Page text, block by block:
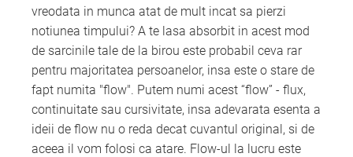
vreodata in munca atat de mult incat sa pierzi
notiunea timpului? A te lasa absorbit in acest mod
de sarcinile tale de la birou este probabil ceva rar
pentru majoritatea persoanelor, insa este o stare de
fapt numita "flow". Putem numi acest “flow” - flux,
continuitate sau cursivitate, insa adevarata esenta a
ideii de flow nu o reda decat cuvantul original, si de
aceea il vom folosi ca atare. Flow-ul la lucru este